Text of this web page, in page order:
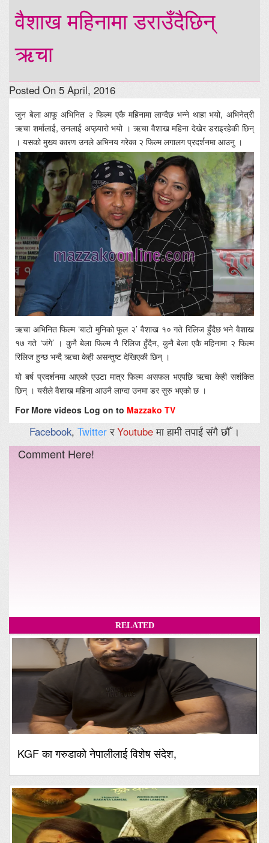
वैशाख महिनामा डराउँदैछिन्
ऋचा
Posted On 5 April, 2016
जुन बेला आफू अभिनित २ फिल्म एकै महिनामा लाग्दैछ भन्ने थाहा भयो, अभिनेत्री
ऋचा शर्मालाई, उनलाई अप्ठ्यारो भयो । ऋचा वैशाख महिना देखेर डराइरहेकी छिन्
। यसको मुख्य कारण उनले अभिनय गरेका २ फिल्म लगालग प्रदर्शनमा आउनु ।
ऋचा अभिनित फिल्म ‘बाटो मुनिको फूल २’ वैशाख १० गते रिलिज हुँदैछ भने वैशाख
१७ गते ‘जंगे’ । कुनै बेला फिल्म नै रिलिज हुँदैन, कुनै बेला एकै महिनामा २ फिल्म
रिलिज हुन्छ भन्दै ऋचा केही असन्तुष्ट देखिएकी छिन् ।
यो बर्ष प्रदर्शनमा आएको एउटा मात्र फिल्म असफल भएपछि ऋचा केही सशंकित
छिन् । यसैले वैशाख महिना आउनै लाग्दा उनमा डर सुरु भएको छ ।
For More videos Log on to Mazzako TV
Facebook, TwitterरYoutubeमा हामी तपाईं संगै छौँ ।
Comment Here!
RELATED
KGF का गरुडाको नेपालीलाई विशेष संदेश,